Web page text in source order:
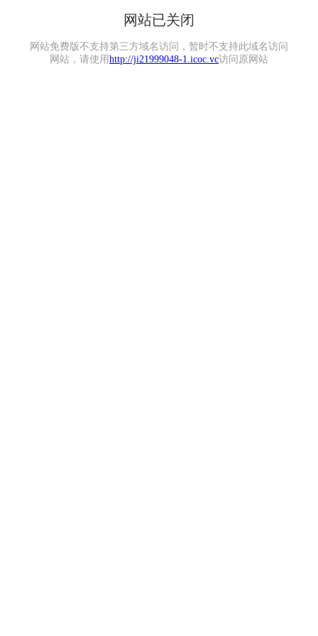
网站已关闭
网站免费版不支持第三方域名访问，暂时不支持此域名访问
网站，请使用 http://ji21999048-1.icoc.vc访问原网站